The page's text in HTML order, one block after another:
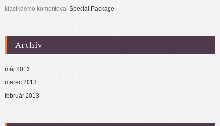
klasikdemo komentoval Special Package
Archív
máj 2013
marec 2013
február 2013